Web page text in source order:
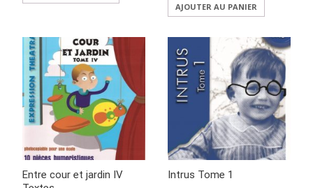
AJOUTER AU PANIER
Entre cour et jardin IV
Intrus Tome 1